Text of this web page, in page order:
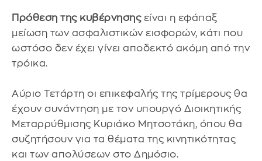
Πρόθεση της κυβέρνησηςείναι η εφάπαξ
μείωση των ασφαλιστικών εισφορών, κάτι που
ωστόσο δεν έχει γίνει αποδεκτό ακόμη από την
τρόικα.
Αύριο Τετάρτη οι επικεφαλής της τρίμερους θα
έχουν συνάντηση με τον υπουργό Διοικητικής
Μεταρρύθμισης Κυριάκο Μητσοτάκη, όπου θα
συζητήσουν για τα θέματα της κινητικότητας
και των απολύσεων στο Δημόσιο.